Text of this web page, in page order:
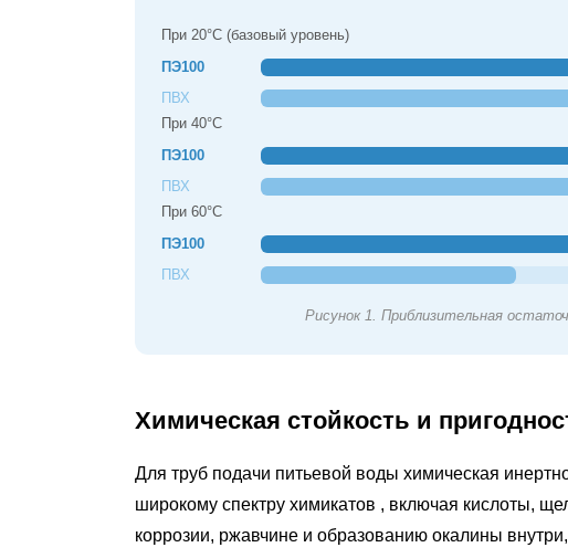
трубы
из
ПВХ
Способы
установки
особенности
труб
Монтаж
труб
ПВХ
При 20°C (базовый уровень)
ПЭ100
ПВХ
При 40°С
ПЭ100
ПВХ
При 60°С
ПЭ100
ПВХ
Рисунок 1. Приблизительная
Химическая стойкость и
Для труб подачи питьевой воды химическая
широкому спектру химикатов , включая кислоты,
коррозии, ржавчине и образованию окалины